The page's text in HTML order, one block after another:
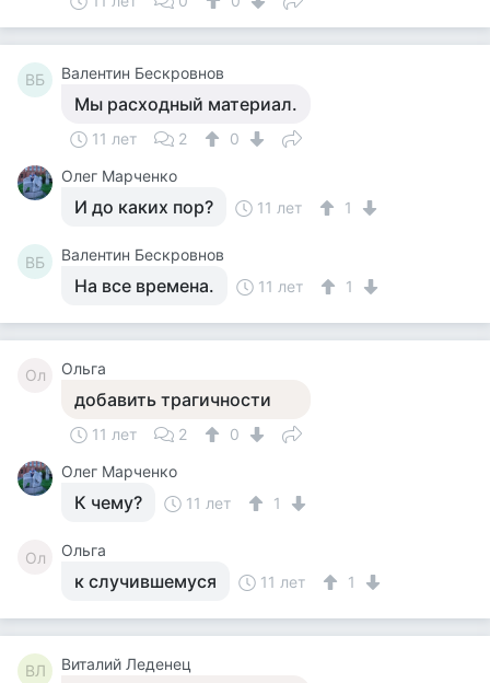
ВБ Валентин Бескровнов
Мы расходный материал.
11 лет 2
0
Олег Марченко
И до каких пор? 11 лет 1
ВБ Валентин Бескровнов
На все времена. 11 лет 1
Ол Ольга
добавить трагичности
11 лет 2
0
Олег Марченко
К чему? 11 лет 1
Ол Ольга
к случившемуся 11 лет 1
ВЛ Виталий Леденец